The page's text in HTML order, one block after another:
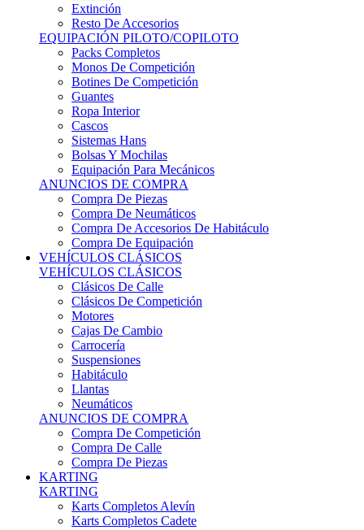
Extinción
Resto De Accesorios
EQUIPACIÓN PILOTO/COPILOTO
Packs Completos
Monos De Competición
Botines De Competición
Guantes
Ropa Interior
Cascos
Sistemas Hans
Bolsas Y Mochilas
Equipación Para Mecánicos
ANUNCIOS DE COMPRA
Compra De Piezas
Compra De Neumáticos
Compra De Accesorios De Habitáculo
Compra De Equipación
VEHÍCULOS CLÁSICOS
VEHÍCULOS CLÁSICOS
Clásicos De Calle
Clásicos De Competición
Motores
Cajas De Cambio
Carrocería
Suspensiones
Habitáculo
Llantas
Neumáticos
ANUNCIOS DE COMPRA
Compra De Competición
Compra De Calle
Compra De Piezas
KARTING
KARTING
Karts Completos Alevín
Karts Completos Cadete